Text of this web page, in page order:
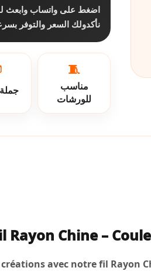
اضغط على واتساب وابعث
نأكدولك السعر والتوفر
🧵
مناسب
للورشات
Rayon Chine –
avec notre fil Rayon